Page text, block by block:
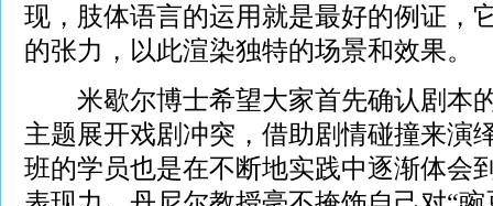
现，肢体语言的运用就是最好的例证，
的张力，以此渲染独特的场景和效果。
米歇尔博士希望大家首先确认剧本
主题展开戏剧冲突，借助剧情碰撞来演
班的学员也是在不断地实践中逐渐体会